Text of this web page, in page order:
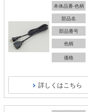
本体品番-色柄
部品名
部品番号
色柄
価格
詳しくはこちら